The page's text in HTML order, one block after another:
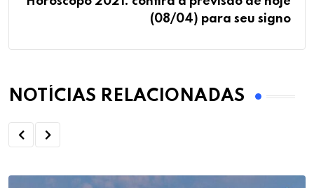
(08/04) para seu signo
NOTÍCIAS RELACIONADAS